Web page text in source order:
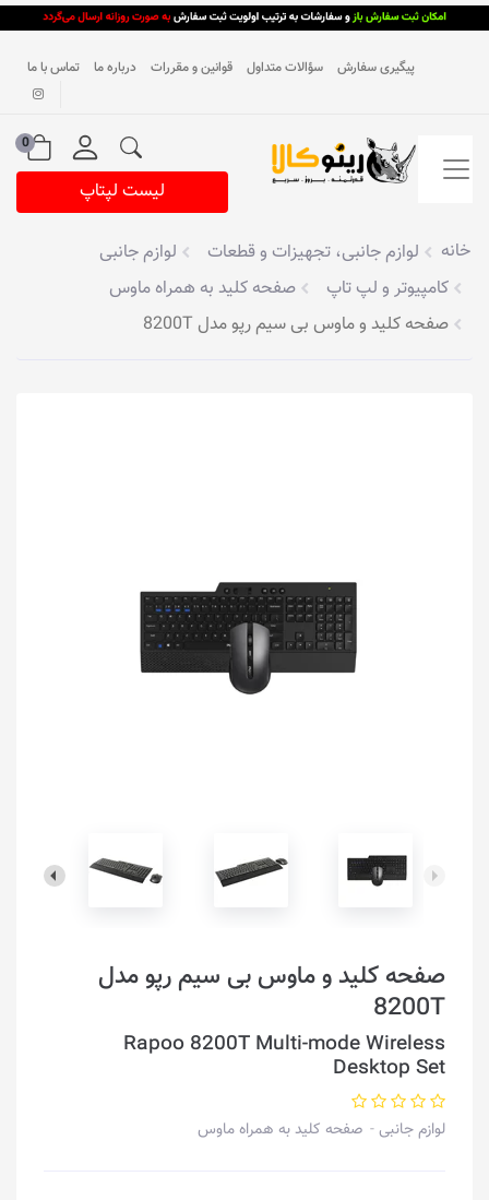
پیگیری سفارش سؤالات متداول قوانین و مقررات درباره ما تماس با ما
0
لیست لپتاپ
خانه لوازم جانبی، تجهیزات و قطعات
لوازم جانبی
کامپیوتر و لپ تاپ
صفحه کلید به همراه ماوس
صفحه کلید و ماوس بی سیم رپو مدل 8200T
صفحه کلید و ماوس بی سیم رپو مدل
8200T
Rapoo 8200T Multi-mode Wireless
Desktop Set
لوازم جانبی صفحه کلید به همراه ماوس